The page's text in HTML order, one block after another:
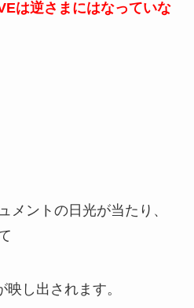
は逆さまにはなっていな
メントの日光が当たり、
映し出されます。